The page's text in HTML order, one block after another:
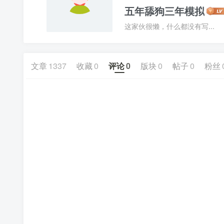
五年舔狗三年模拟
这家伙很懒，什么都没有写...
文章1337 收藏 0 评论0 版块 0 帖子 0 粉丝